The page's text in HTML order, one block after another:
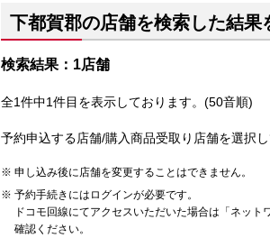
下都賀郡の店舗を検索した結果
検索結果：1店舗
全1件中1件目を表示しております。(50音順)
予約申込する店舗/購入商品受取り店舗を選択し
申し込み後に店舗を変更することはできません。
予約手続きにはログインが必要です。
ドコモ回線にてアクセスいただいた場合は「ネッ
確認ください。